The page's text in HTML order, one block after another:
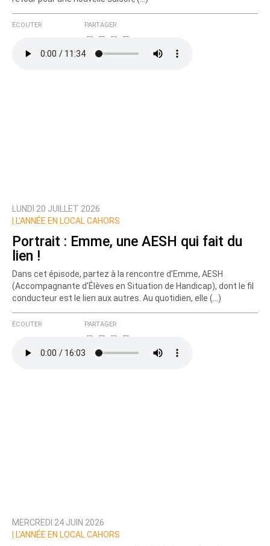
ÉCOUTER PARTAGER
LUNDI 20 JUILLET 2026
L’ANNÉE EN LOCAL CAHORS
Portrait : Emme, une AESH qui fait du
lien !
Dans cet épisode, partez à la rencontre d’Emme, AESH
(Accompagnante d’Élèves en Situation de Handicap), dont le fil
conducteur est le lien aux autres. Au quotidien, elle (…)
ÉCOUTER PARTAGER
MERCREDI 24 JUIN 2026
L’ANNÉE EN LOCAL CAHORS